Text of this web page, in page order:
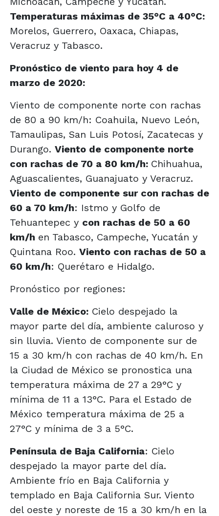
Temperaturas máximas de 35°C a 40°C:
Morelos, Guerrero, Oaxaca, Chiapas,
Veracruz y Tabasco.
Pronóstico de viento para hoy 4 de
marzo de 2020:
Viento de componente norte con rachas
de 80 a 90 km/h: Coahuila, Nuevo León,
Tamaulipas, San Luis Potosí, Zacatecas y
Durango. Viento de componente norte
con rachas de 70 a 80 km/h: Chihuahua,
Aguascalientes, Guanajuato y Veracruz.
Viento de componente sur con rachas de
60 a 70 km/h: Istmo y Golfo de
Tehuantepec y con rachas de 50 a 60
km/h en Tabasco, Campeche, Yucatán y
Quintana Roo. Viento con rachas de 50 a
60 km/h: Querétaro e Hidalgo.
Pronóstico por regiones:
Valle de México: Cielo despejado la
mayor parte del día, ambiente caluroso y
sin lluvia. Viento de componente sur de
15 a 30 km/h con rachas de 40 km/h. En
la Ciudad de México se pronostica una
temperatura máxima de 27 a 29°C y
mínima de 11 a 13°C. Para el Estado de
México temperatura máxima de 25 a
27°C y mínima de 3 a 5°C.
Península de Baja California: Cielo
despejado la mayor parte del día.
Ambiente frío en Baja California y
templado en Baja California Sur. Viento
del oeste y noreste de 15 a 30 km/h en la